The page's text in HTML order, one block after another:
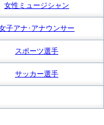
女性ミュージシャン
子アナ･アナウンサー
スポーツ選手
サッカー選手